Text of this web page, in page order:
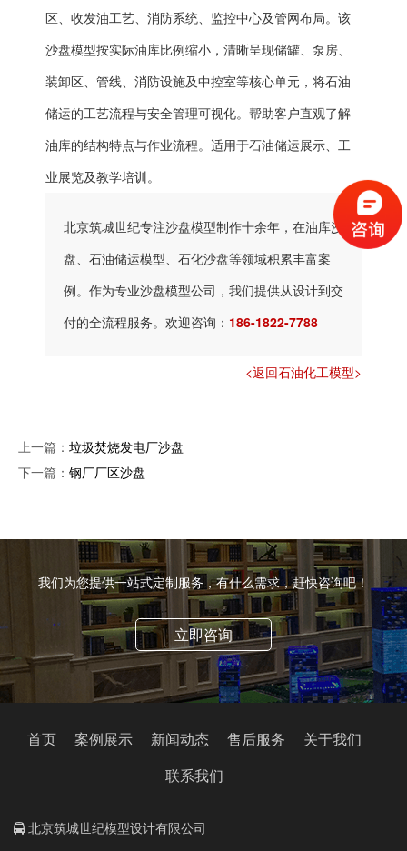
区、收发油工艺、消防系统、监控中心及管网布局。该
沙盘模型按实际油库比例缩小，清晰呈现储罐、泵房、
装卸区、管线、消防设施及中控室等核心单元，将石油
储运的工艺流程与安全管理可视化。帮助客户直观了解
油库的结构特点与作业流程。适用于石油储运展示、工
业展览及教学培训。
北京筑城世纪专注沙盘模型制作十余年，在油库沙
盘、石油储运模型、石化沙盘等领域积累丰富案
例。作为专业沙盘模型公司，我们提供从设计到交
付的全流程服务。欢迎咨询： 186-1822-7788
<返回石油化工模型>
上一篇： 垃圾焚烧发电厂沙盘
下一篇： 钢厂厂区沙盘
我们为您提供一站式定制服务，有什么需求，赶快咨询吧！
立即咨询
首页 案例展示 新闻动态 售后服务
关于我们
联系我们
北京筑城世纪模型设计有限公司